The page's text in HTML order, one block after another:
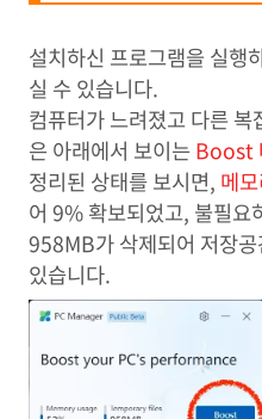
설치하신 프로그램을 실행
실 수 있습니다.
컴퓨터가 느려졌고 다른
은 아래에서 보이는Boost
정리된 상태를 보시면, 메
어 9% 확보되었고, 불필요
958MB가 삭제되어 저장
있습니다.